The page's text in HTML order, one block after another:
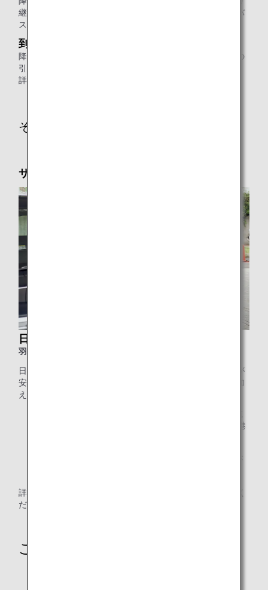
継ぎ便ゲートまで（ターミナルが異なる場合は、シャトルバ
ス乗り場まで）のご案内のお手伝いをいたします。
到着空港にて
降機いただいたところから到着ロビーまで（お迎えの方への
引継ぎ等）のご案内のお手伝いをいたします。
詳細は
その他のサービス
サポートタクシー
日本交通サポートタクシー
羽田空港をご利用のお客様
日本交通のサポートタクシーをご利用いただくと、お客様が
安心してご利用できるよう経験豊富なドライバーが送迎に加
え、空港内の付き添いサービスを承ります。
便、および帯広空港・北九州空港・壱岐空港・羽田空港
詳細・お申し込みは
ださい。
ご利用時のご注意